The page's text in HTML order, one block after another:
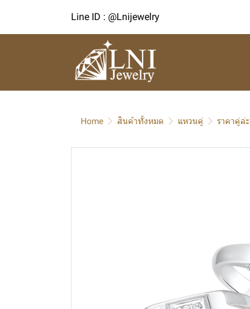
Line ID : @Lnijewelry
Home สินค้าทั้งหมด แหวนคู่ ราคาคู่ล่